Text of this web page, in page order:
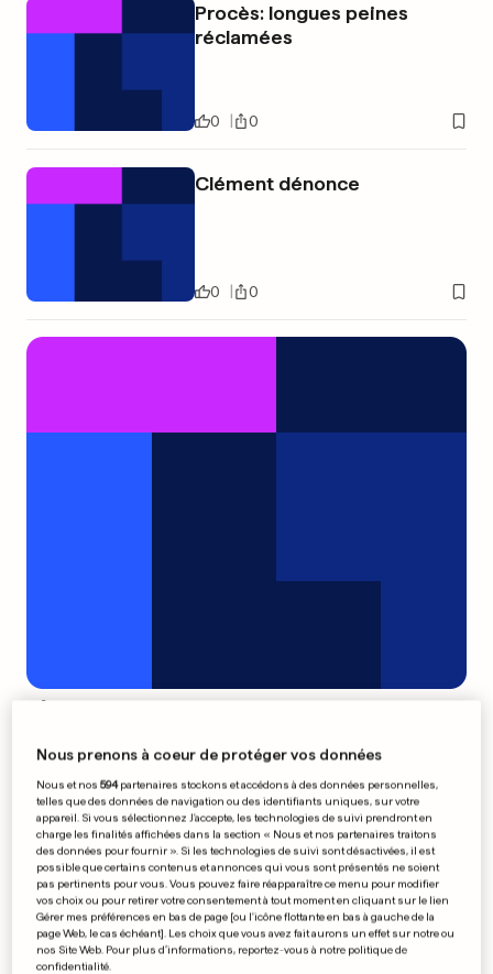
Procès: longues peines
réclamées
0 0
Clément dénonce
0 0
L'effet boule de neige
Alonso chez Williams?
0 0
Nous prenons à coeur de protéger vos données
Nous et nos594partenaires stockons et accédons à des données personnelles,
telles que des données de navigation ou des identifiants uniques, sur votre
appareil. Si vous sélectionnez J'accepte, les technologies de suivi prendront en
charge les finalités affichées dans la section « Nous et nos partenaires traitons
des données pour fournir ». Si les technologies de suivi sont désactivées, il est
possible que certains contenus et annonces qui vous sont présentés ne soient
pas pertinents pour vous. Vous pouvez faire réapparaître ce menu pour modifier
vos choix ou pour retirer votre consentement à tout moment en cliquant sur le lien
Gérer mes préférences en bas de page [ou l'icône flottante en bas à gauche de la
page Web, le cas échéant]. Les choix que vous avez fait aurons un effet sur notre ou
nos Site Web. Pour plus d’informations, reportez-vous à notre politique de
confidentialité.